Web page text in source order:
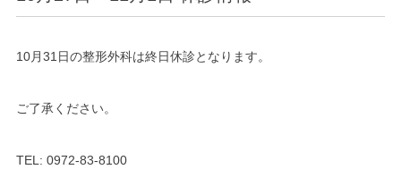
10月31日の整形外科は終日休診となります。
ご了承ください。
TEL: 0972-83-8100